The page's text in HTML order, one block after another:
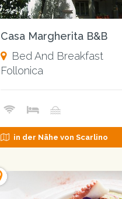
Casa Margherita B&B
Bed And Breakfast
Follonica
in der Nähe von Scarlino